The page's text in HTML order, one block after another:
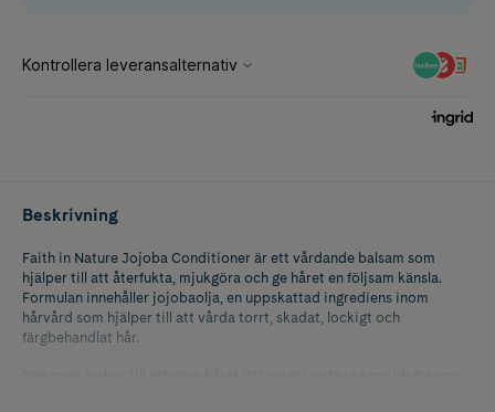
Beskrivning
Faith in Nature Jojoba Conditioner är ett vårdande balsam som
hjälper till att återfukta, mjukgöra och ge håret en följsam känsla.
Formulan innehåller jojobaolja, en uppskattad ingrediens inom
hårvård som hjälper till att vårda torrt, skadat, lockigt och
färgbehandlat hår.